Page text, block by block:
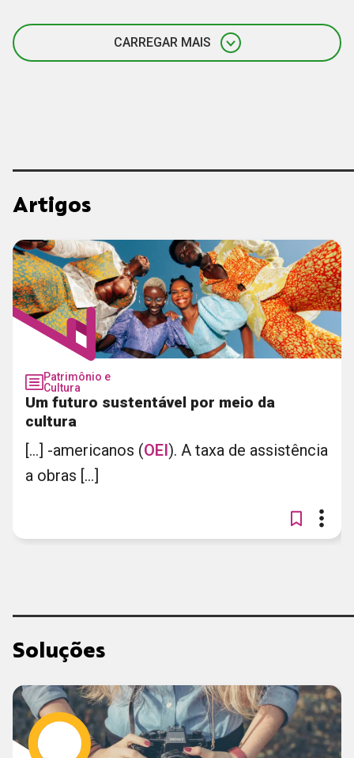
CARREGAR MAIS
Artigos
Patrimônio e
Cultura
Um futuro sustentável por meio da
cultura
[...] -americanos (OEI). A taxa de assistência
a obras [...]
Soluções